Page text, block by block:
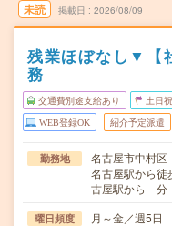
未読 掲載日 2026/08/09
残業ほぼなし▼【
務
交通費別途支給あり 土日
WEB登録OK 紹介予定派遣
勤務地
名古屋市中村区
名古屋駅から徒
古屋駅から---分
曜日頻度 月～金／週5日